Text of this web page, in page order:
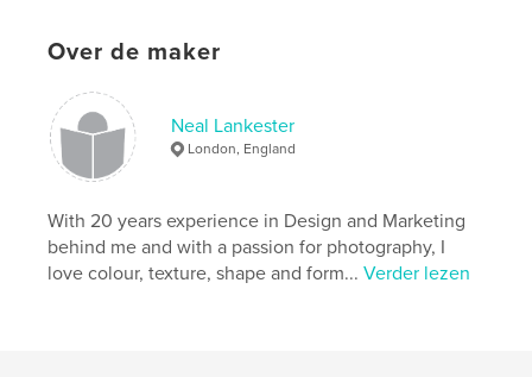
Over de maker
Neal Lankester
London, England
With 20 years experience in Design and Marketing
behind me and with a passion for photography, I
love colour, texture, shape and form...Verder lezen